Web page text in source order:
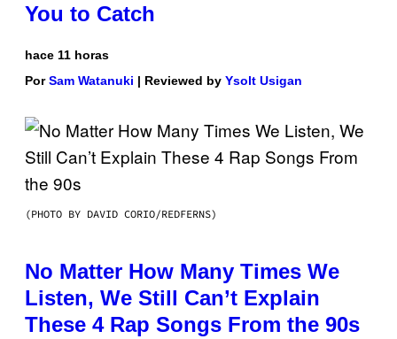
You to Catch
hace 11 horas
PorSam Watanuki | Reviewed by Ysolt Usigan
(PHOTO BY DAVID CORIO/REDFERNS)
No Matter How Many Times We
Listen, We Still Can’t Explain
These 4 Rap Songs From the 90s